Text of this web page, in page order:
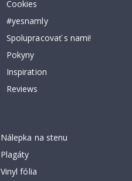
Cookies
#yesnamly
Spolupracovať s nami!
Pokyny
Inspiration
Reviews
Nálepka na stenu
Plagáty
Vinyl fólia